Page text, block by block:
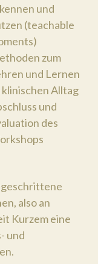
und
(teachable
zum
und Lernen
klinischen Alltag
und
des
also an
Kurzem eine
und